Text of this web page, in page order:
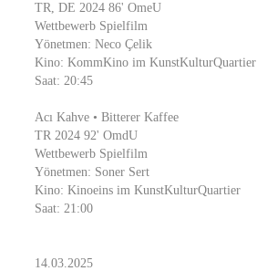
TR, DE 2024 86' OmeU
Wettbewerb Spielfilm
Yönetmen: Neco Çelik
Kino: KommKino im KunstKulturQuartier
Saat: 20:45
Acı Kahve • Bitterer Kaffee
TR 2024 92' OmdU
Wettbewerb Spielfilm
Yönetmen: Soner Sert
Kino: Kinoeins im KunstKulturQuartier
Saat: 21:00
14.03.2025